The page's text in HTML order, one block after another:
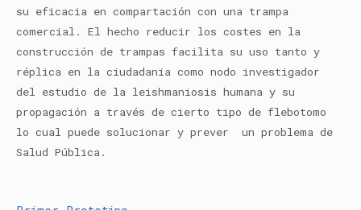
su eficacia en compartación con una trampa
comercial. El hecho reducir los costes en la
construcción de trampas facilita su uso tanto y
réplica en la ciudadanía como nodo investigador
del estudio de la leishmaniosis humana y su
propagación a través de cierto tipo de flebotomo
lo cual puede solucionar y prever un problema de
Salud Pública.